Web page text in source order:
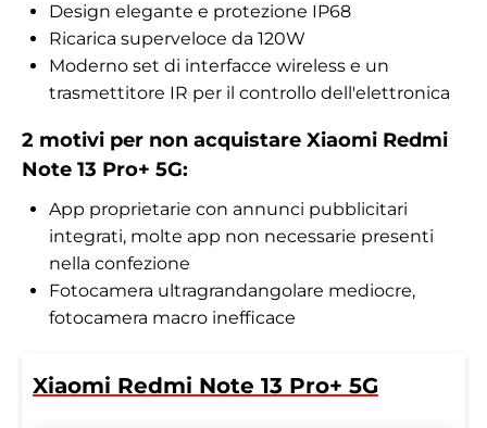
Design elegante e protezione IP68
Ricarica superveloce da 120W
Moderno set di interfacce wireless e un
trasmettitore IR per il controllo dell'elettronica
2 motivi per non acquistare Xiaomi Redmi
Note 13 Pro+ 5G:
App proprietarie con annunci pubblicitari
integrati, molte app non necessarie presenti
nella confezione
Fotocamera ultragrandangolare mediocre,
fotocamera macro inefficace
Xiaomi Redmi Note 13 Pro+ 5G